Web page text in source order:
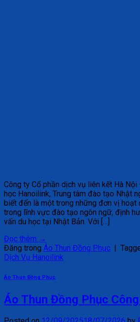
Công ty Cổ phần dịch vụ liên kết Hà
học Hanoilink, Trung tâm đào tạo Nhật
biết đến là một trong những đơn vị hoạt
trong lĩnh vực đào tạo ngôn ngữ, định
vấn du học tại Nhật Bản. Với […]
Đọc thêm →
Đăng trong Áo Thun Đồng Phục
Dịch Vụ Hanoilink
Áo Thun Đồng Phục
Áo Thun Đồng Phục